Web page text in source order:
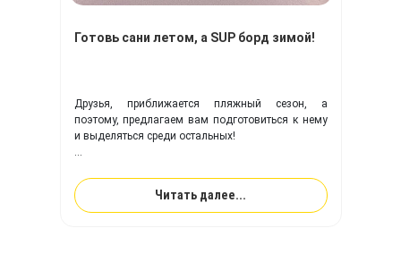
Готовь сани летом, а SUP борд зимой!
Друзья, приближается пляжный сезон, а
поэтому, предлагаем вам подготовиться к нему
и выделяться среди остальных!
любую фантазия на вашем
Читать далее...